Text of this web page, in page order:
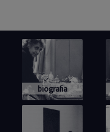
biografia